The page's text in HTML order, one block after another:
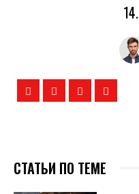
СТАТЬИ ПО ТЕМЕ